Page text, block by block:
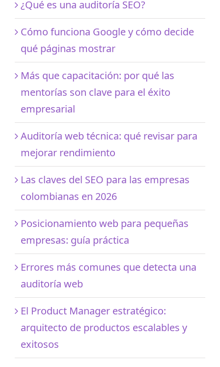
¿Qué es una auditoría SEO?
Cómo funciona Google y cómo decide
qué páginas mostrar
Más que capacitación: por qué las
mentorías son clave para el éxito
empresarial
Auditoría web técnica: qué revisar para
mejorar rendimiento
Las claves del SEO para las empresas
colombianas en 2026
Posicionamiento web para pequeñas
empresas: guía práctica
Errores más comunes que detecta una
auditoría web
El Product Manager estratégico:
arquitecto de productos escalables y
exitosos